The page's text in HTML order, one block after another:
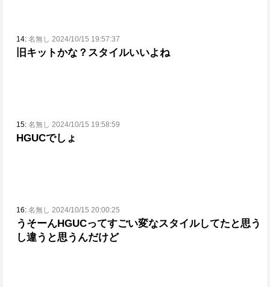
14: 名無し 2024/10/15 19:57:37
旧キットかな？ スタイルいいよね
15: 名無し 2024/10/15 19:58:59
HGUCでしょ
16: 名無し 2024/10/15 20:00:25
うそーんHGUCってすごい変なスタイルしてたと思う
し違うと思うんだけど